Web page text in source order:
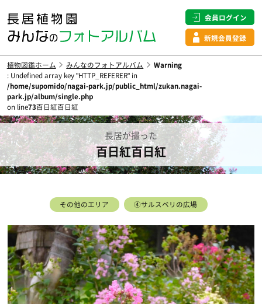
会員ログイン
新規会員登録
植物図鑑ホーム みんなのフォトアルバム
Warning
: Undefined array key "HTTP_REFERER" in
/home/supomido/nagai-park.jp/public_html/zukan.nagai-
park.jp/album/single.php
on line73百日紅百日紅
長居が撮った
百日紅百日紅
その他のエリア ④サルスベリの広場